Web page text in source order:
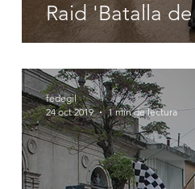
Raid 'Batalla
fedegil
24 oct 2019
1 min de lectura